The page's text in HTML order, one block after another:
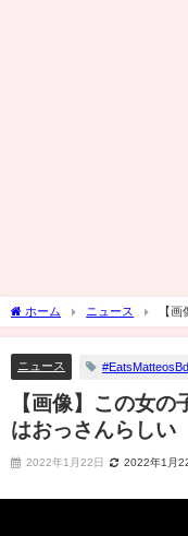
ホーム ニュース
【
んらしい
ニュース
【画像】この女
はおっさんらしい
2022年1月22日 2022年1月